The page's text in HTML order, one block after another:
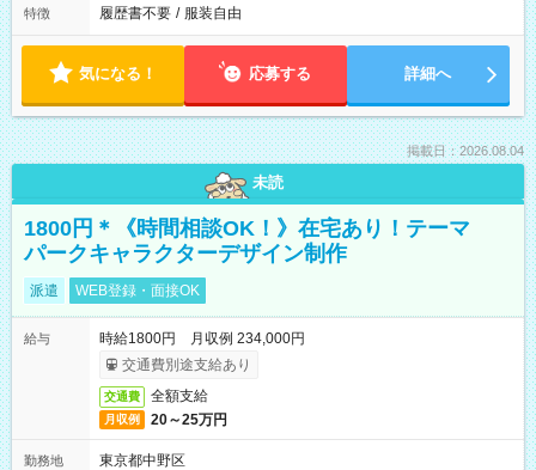
特徴 履歴書不要 / 服装自由
気になる！ 応募する 詳細へ
掲載日：2026.08.04
未読
1800円＊《時間相談OK！》在宅あり！テーマ
パークキャラクターデザイン制作
派遣 WEB登録・面接OK
給与
時給1800円 月収例 234,000円
交通費別途支給あり
交通費 全額支給
月収例 20～25万円
勤務地
東京都中野区